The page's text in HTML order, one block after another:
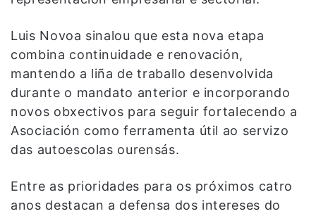
Luis Novoa sinalou que esta nova etapa
combina continuidade e renovación,
mantendo a liña de traballo desenvolvida
durante o mandato anterior e incorporando
novos obxectivos para seguir fortalecendo a
Asociación como ferramenta útil ao servizo
das autoescolas ourensás.
Entre as prioridades para os próximos catro
anos destacan a defensa dos intereses do